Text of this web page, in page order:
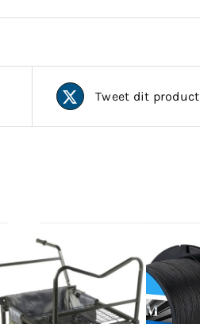
Tweet dit product